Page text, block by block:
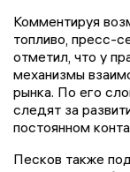
Комментируя
топливо, пресс-
отметил, что у
механизмы
рынка. По его
следят за
постоянном
Песков также